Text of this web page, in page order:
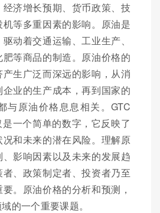
济增长预期、货币政策、技
等多重因素的影响。原油是
动着交通运输、工业生产、
等商品的制造。原油价格的
生广泛而深远的影响，从消
业的生产成本，再到国家的
与原油价格息息相关。GTC
一个简单的数字，它反映了
和未来的潜在风险。理解原
影响因素以及未来的发展趋
、政策制定者、投资者乃至
。原油价格的分析和预测，
的一个重要课题。